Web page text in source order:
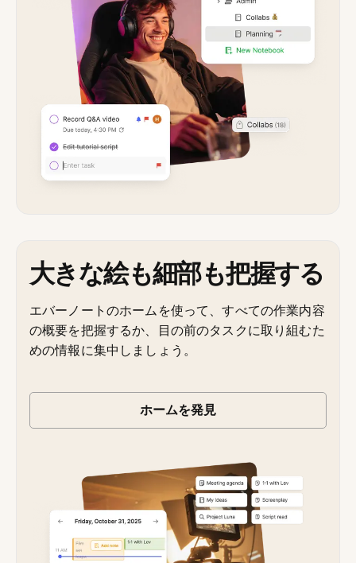
大きな絵も細部も把握する
エバーノートのホームを使って、すべての作業内容
の概要を把握するか、目の前のタスクに取り組むた
めの情報に集中しましょう。
ホームを発見